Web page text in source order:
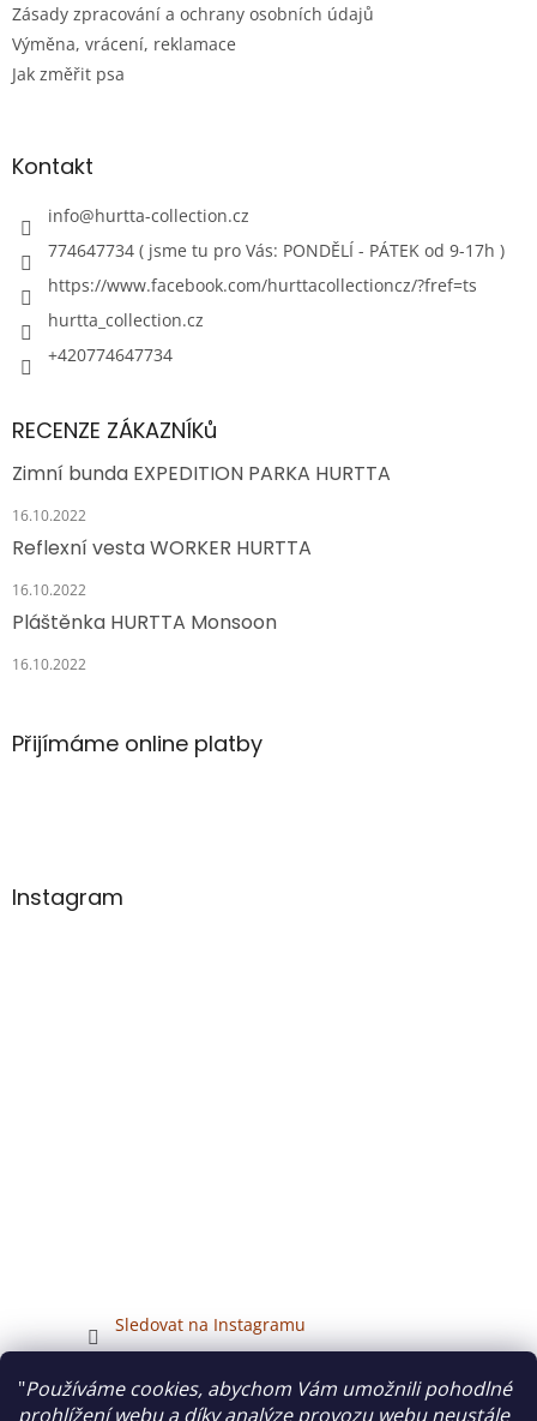
"Používáme cookies, abychom Vám umožnili pohodlné
prohlížení webu a díky analýze provozu webu neustále
Zásady zpracování a ochrany osobních údajů
Výměna, vrácení, reklamace
Jak změřit psa
Kontakt
info@hurtta-collection.cz
774647734 ( jsme tu pro Vás: PONDĚLÍ - PÁTEK od 9-17h )
https://www.facebook.com/hurttacollectioncz/?fref=ts
hurtta_collection.cz
+420774647734
RECENZE ZÁKAZNÍKů
Zimní bunda EXPEDITION PARKA HURTTA
16.10.2022
Reflexní vesta WORKER HURTTA
16.10.2022
Pláštěnka HURTTA Monsoon
16.10.2022
Přijímáme online platby
Instagram
Sledovat na Instagramu
Veškerý obsah tohoto webu je chráněn autorským právem.